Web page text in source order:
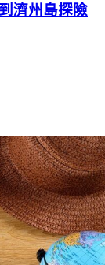
濟州島探險